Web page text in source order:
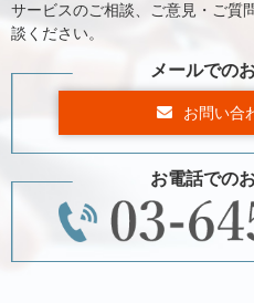
サービスのご相談、ご意見・ご質
談ください。
メールでの
お問い合
お電話での